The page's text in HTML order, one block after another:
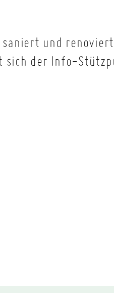
und
sich der Info-